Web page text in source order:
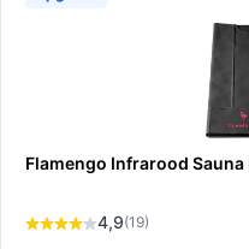
Flamengo Infrarood Sauna
4,9(19)